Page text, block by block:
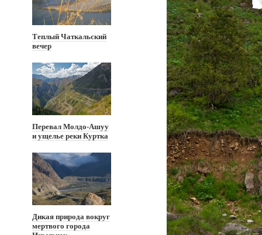
Теплый Чаткальский
вечер
Перевал Молдо-Ашуу
и ущелье реки Куртка
Дикая природа вокруг
мертвого города